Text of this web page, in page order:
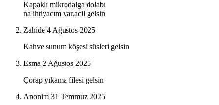
Kapaklı mikrodalga dolabı
na ihtiyacım var.acil gelsin
Zahide 4 Ağustos 2025
Kahve sunum köşesi süsleri gelsin
Esma 2 Ağustos 2025
Çorap yıkama filesi gelsin
Anonim 31 Temmuz 2025